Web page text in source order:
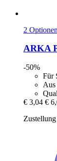
2 Optionen
ARKA
-50%
Für
€ 3,04 €